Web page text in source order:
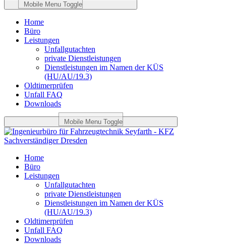
Mobile Menu Toggle
Home
Büro
Leistungen
Unfallgutachten
private Dienstleistungen
Dienstleistungen im Namen der KÜS
(HU/AU/19.3)
Oldtimerprüfen
Unfall FAQ
Downloads
Mobile Menu Toggle
Home
Büro
Leistungen
Unfallgutachten
private Dienstleistungen
Dienstleistungen im Namen der KÜS
(HU/AU/19.3)
Oldtimerprüfen
Unfall FAQ
Downloads